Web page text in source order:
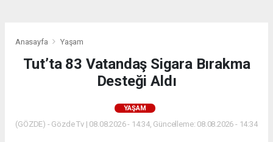
Anasayfa Yaşam
Tut’ta 83 Vatandaş Sigara Bırakma
Desteği Aldı
YAŞAM
(GÖZDE) - Gözde Tv | 08.08.2026 - 14:34, Güncelleme: 08.08.2026 - 14:34